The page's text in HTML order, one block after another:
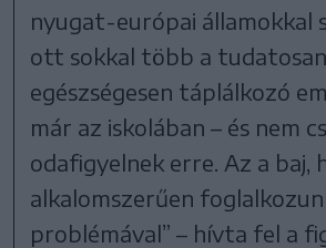
nyugat-európai államokkal
ott sokkal több a tudatosan,
egészségesen táplálkozó
már az iskolában – és nem
odafigyelnek erre. Az a baj,
alkalomszerűen
problémával” – hívta fel a